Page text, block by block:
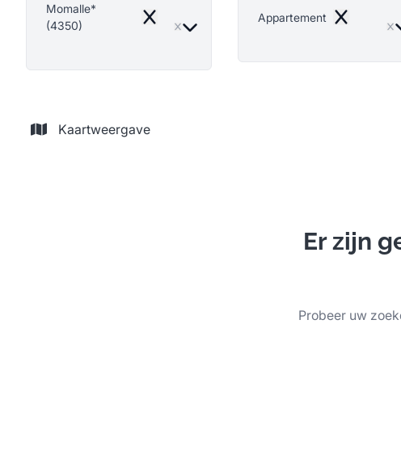
Momalle*
(4350)
Remove
Appartement
Remove
Kaartweergave
Er zijn
Probeer uw